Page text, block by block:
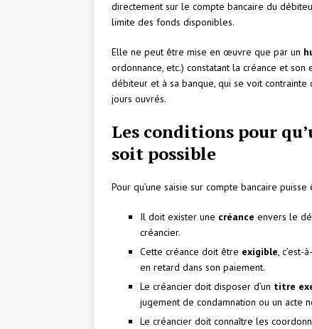
directement sur le compte bancaire du
limite des fonds disponibles.
Elle ne peut être mise en œuvre que par un
ordonnance, etc.) constatant la créance et
débiteur et à sa banque, qui se voit
jours ouvrés.
Les conditions pour
soit possible
Pour qu’une saisie sur compte bancaire
Il doit exister une créance envers le
créancier.
Cette créance doit être exigible,
en retard dans son paiement.
Le créancier doit disposer d’un titre
jugement de condamnation ou un acte
Le créancier doit connaître les